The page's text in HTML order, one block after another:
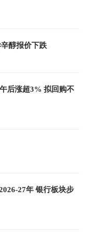
醇报价下跌
后涨超3% 拟回购不
27年 银行板块步